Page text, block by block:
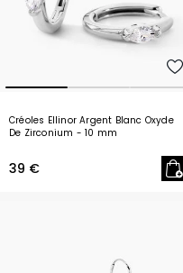
Créoles Ellinor Argent Blanc Oxyde
De Zirconium - 10 mm
39 €